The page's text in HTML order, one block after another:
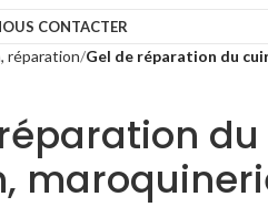
CONTACTER
réparation Gel de réparation du